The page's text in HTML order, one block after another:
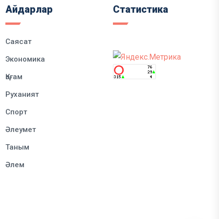
Айдарлар
Саясат
Экономика
Қоғам
Руханият
Спорт
Әлеумет
Таным
Әлем
Статистика